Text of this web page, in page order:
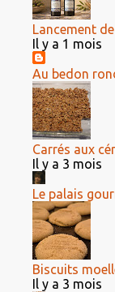
Lancement
Il y a 1 mois
Au bedon
Carrés aux
Il y a 3 mois
Le palais
Biscuits
Il y a 3 mois